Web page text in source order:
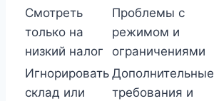
Смотреть
только на
низкий налог
Проблемы с
режимом и
ограничениями
Игнорировать
склад или
Дополнительные
требования и